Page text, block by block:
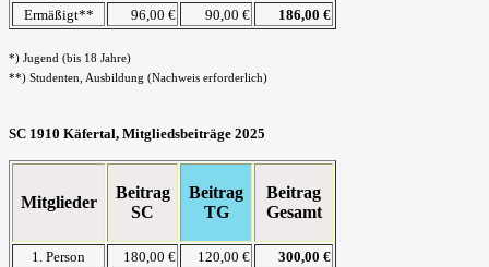
Ermäßigt**
96,00 € 90,00 € 186,00 €
*) Jugend (bis 18 Jahre)
**) Studenten, Ausbildung (Nachweis erforderlich)
SC 1910 Käfertal, Mitgliedsbeiträge 2025
Mitglieder
Beitrag
SC
Beitrag
TG
Beitrag
Gesamt
1. Person 180,00 € 120,00 €
300,00 €